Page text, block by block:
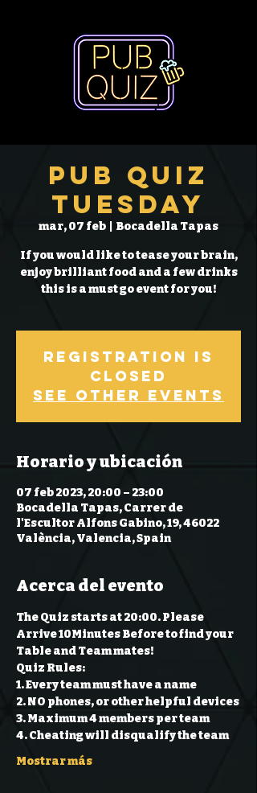
Pub Quiz
Tuesday
mar, 07 feb Bocadella Tapas
If you would like to tease your brain,
enjoy brilliant food and a few drinks
this is a must go event for you!
Registration is
Closed
See other events
Horario y ubicación
07 feb 2023, 20:00 – 23:00
Bocadella Tapas, Carrer de
l'Escultor Alfons Gabino, 19, 46022
València, Valencia, Spain
Acerca del evento
The Quiz starts at 20:00. Please
Arrive 10Minutes Before to find your
Table and Team mates!
Quiz Rules:
1. Every team must have a name
2. NO phones, or other helpful devices
3. Maximum 4 members per team
4. Cheating will disqualify the team
Mostrar más